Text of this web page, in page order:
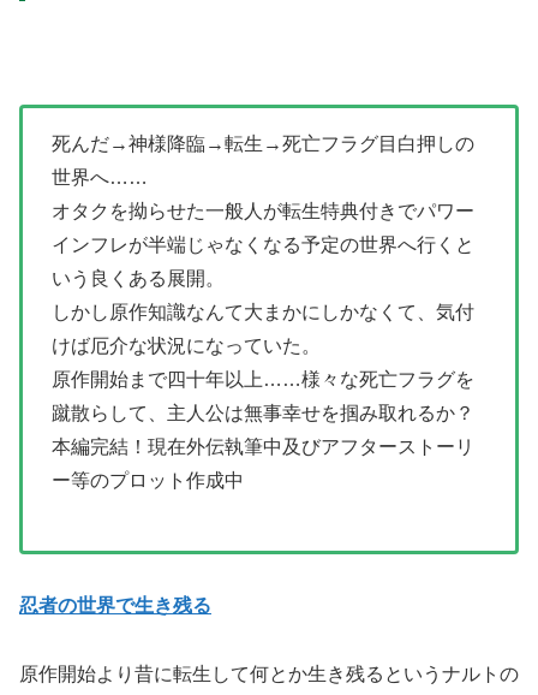
死んだ→神様降臨→転生→死亡フラグ目白押しの
世界へ……
オタクを拗らせた一般人が転生特典付きでパワー
インフレが半端じゃなくなる予定の世界へ行くと
いう良くある展開。
しかし原作知識なんて大まかにしかなくて、気付
けば厄介な状況になっていた。
原作開始まで四十年以上……様々な死亡フラグを
蹴散らして、主人公は無事幸せを掴み取れるか？
本編完結！現在外伝執筆中及びアフターストーリ
ー等のプロット作成中
忍者の世界で生き残る
原作開始より昔に転生して何とか生き残るというナルトの